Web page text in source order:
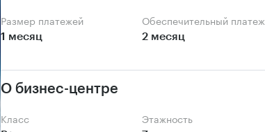
Размер платежей
1 месяц
Обеспечительный платеж
2 месяц
О бизнес-центре
Класс Этажность